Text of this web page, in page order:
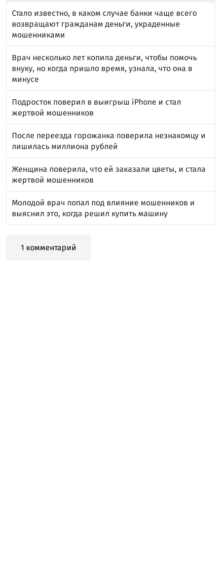
Стало известно, в каком случае банки чаще всего
возвращают гражданам деньги, украденные
мошенниками
Врач несколько лет копила деньги, чтобы помочь
внуку, но когда пришло время, узнала, что она в
минусе
Подросток поверил в выигрыш iPhone и стал
жертвой мошенников
После переезда горожанка поверила незнакомцу и
лишилась миллиона рублей
Женщина поверила, что ей заказали цветы, и стала
жертвой мошенников
Молодой врач попал под влияние мошенников и
выяснил это, когда решил купить машину
1 комментарий